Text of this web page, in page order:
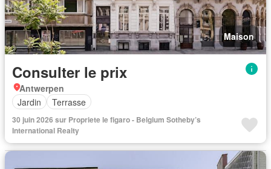
Maison
Consulter le prix
Antwerpen
Jardin
Terrasse
30 juin 2026 sur Propriete le figaro - Belgium Sotheby’s
International Realty